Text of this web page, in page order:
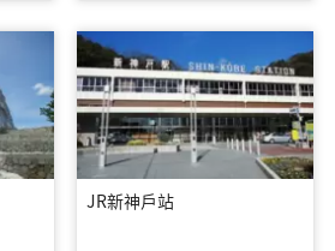
JR新神戶站